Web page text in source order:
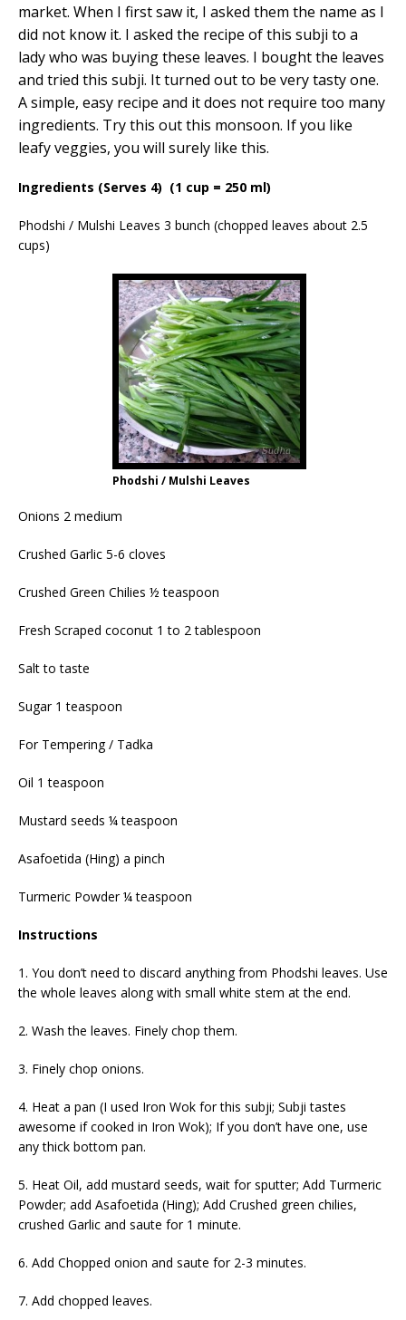
market. When I first saw it, I asked them the name as I
did not know it. I asked the recipe of this subji to a
lady who was buying these leaves. I bought the leaves
and tried this subji. It turned out to be very tasty one.
A simple, easy recipe and it does not require too many
ingredients. Try this out this monsoon. If you like
leafy veggies, you will surely like this.
Ingredients (Serves 4) (1 cup = 250 ml)
Phodshi / Mulshi Leaves 3 bunch (chopped leaves about 2.5
cups)
Phodshi / Mulshi Leaves
Onions 2 medium
Crushed Garlic 5-6 cloves
Crushed Green Chilies ½ teaspoon
Fresh Scraped coconut 1 to 2 tablespoon
Salt to taste
Sugar 1 teaspoon
For Tempering / Tadka
Oil 1 teaspoon
Mustard seeds ¼ teaspoon
Asafoetida (Hing) a pinch
Turmeric Powder ¼ teaspoon
Instructions
1. You don’t need to discard anything from Phodshi leaves. Use
the whole leaves along with small white stem at the end.
2. Wash the leaves. Finely chop them.
3. Finely chop onions.
4. Heat a pan (I used Iron Wok for this subji; Subji tastes
awesome if cooked in Iron Wok); If you don’t have one, use
any thick bottom pan.
5. Heat Oil, add mustard seeds, wait for sputter; Add Turmeric
Powder; add Asafoetida (Hing); Add Crushed green chilies,
crushed Garlic and saute for 1 minute.
6. Add Chopped onion and saute for 2-3 minutes.
7. Add chopped leaves.